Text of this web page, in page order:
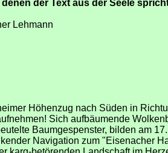
der Text aus der Seele
Lehmann
Höhenzug nach Süden in
Sich aufbäumende
Baumgespenster, bilden am
Navigation zum "Eisenacher